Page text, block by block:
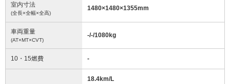
室内寸法
(全長×全幅×全高)
1480×1480×1355mm
車両重量
(AT×MT×CVT)
-/-/1080kg
10・15燃費 -
18.4km/L